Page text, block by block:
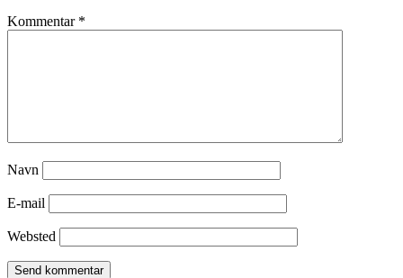
Kommentar *
Navn
E-mail
Websted